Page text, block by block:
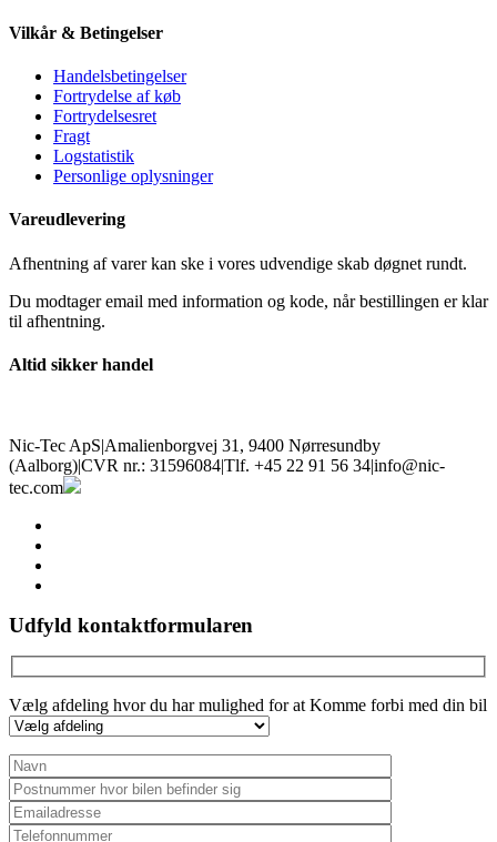
Vilkår & Betingelser
Handelsbetingelser
Fortrydelse af køb
Fortrydelsesret
Fragt
Logstatistik
Personlige oplysninger
Vareudlevering
Afhentning af varer kan ske i vores udvendige skab døgnet rundt.
Du modtager email med information og kode, når bestillingen er klar
til afhentning.
Altid sikker handel
Nic-Tec ApS|Amalienborgvej 31, 9400 Nørresundby
(Aalborg)|CVR nr.: 31596084|Tlf. +45 22 91 56 34|info@nic-
tec.com
Udfyld kontaktformularen
Vælg afdeling hvor du har mulighed for at Komme forbi med din bil